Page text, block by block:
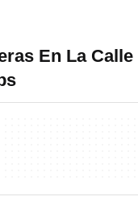
En La Calle